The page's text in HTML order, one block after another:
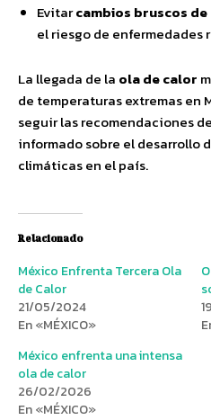
Evitarcambios bruscos
el riesgo de enfermedades
La llegada de la ola de calor
de temperaturas extremas en
seguir las recomendaciones
informado sobre el desarrollo
climáticas en el país.
Relacionado
México Enfrenta Tercera Ola
de Calor
21/05/2024
En «MÉXICO»
México enfrenta una intensa
ola de calor
26/02/2026
En «MÉXICO»